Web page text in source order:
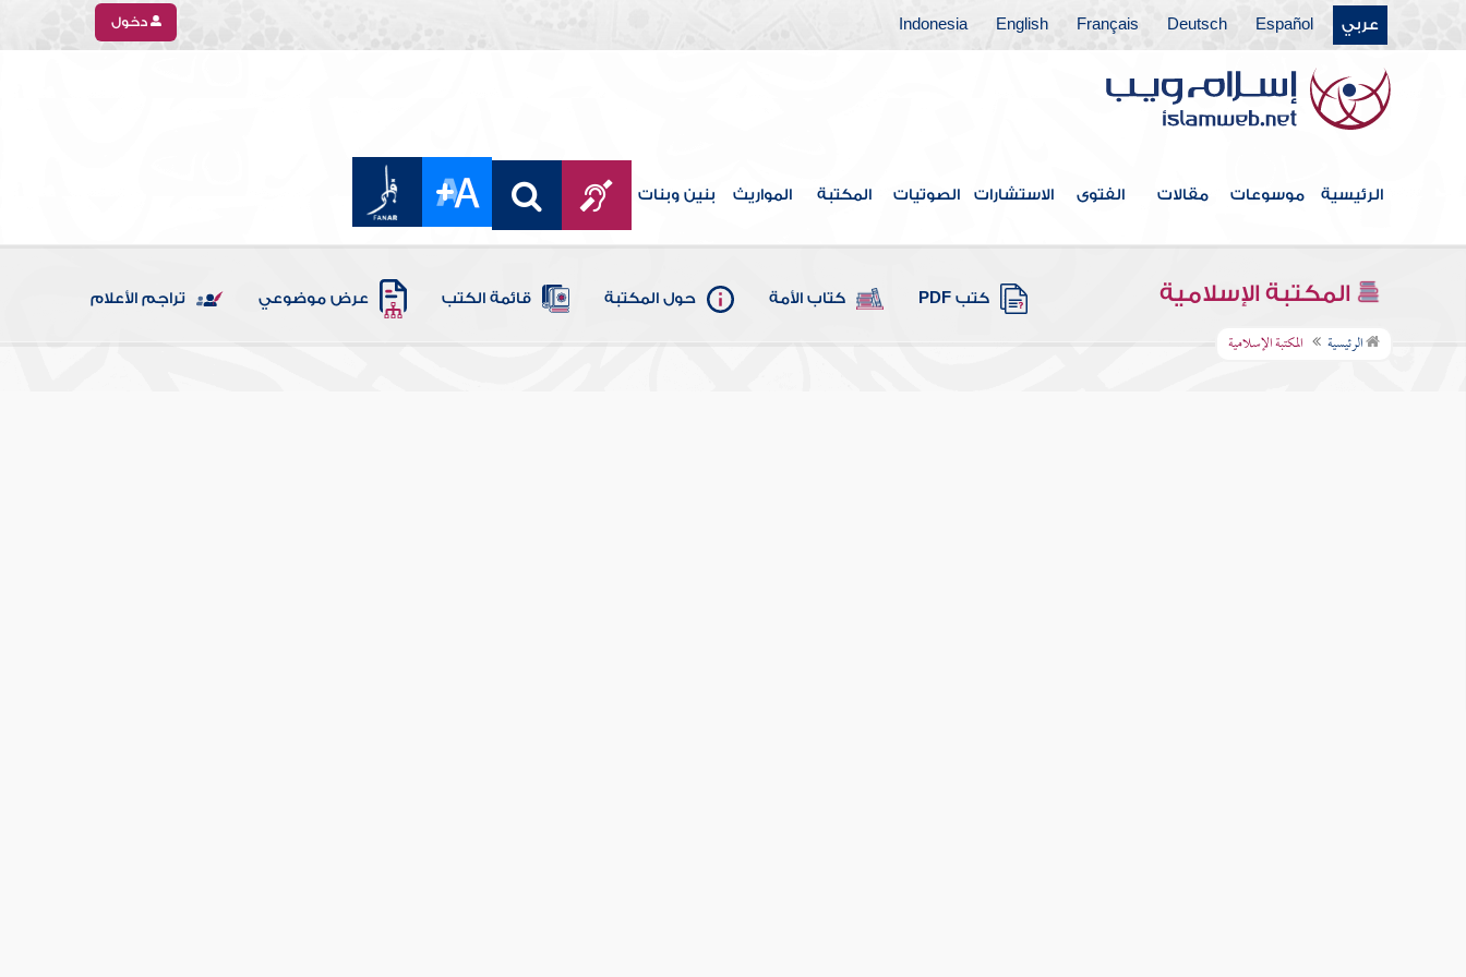
عربي Español
Deutsch
Français
English
Indonesia دخول
الرئيسية موسوعات مقالات الفتوى الاستشارات الصوتيات المكتبة المواريث بنين وبنات
المكتبة الإسلامية كتب PDF كتاب الأمة حول المكتبة قائمة الكتب عرض موضوعي تراجم الأعلام
الرئيسية المكتبة الإسلامية